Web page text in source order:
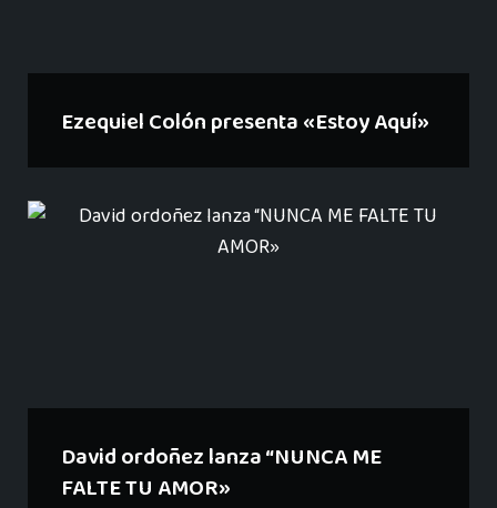
Ezequiel Colón presenta «Estoy Aquí»
David ordoñez lanza “NUNCA ME
FALTE TU AMOR»